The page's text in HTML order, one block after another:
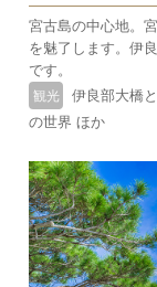
宮古島の中心地。
を魅了します。伊
です。
観光
伊良部大橋
の世界 ほか